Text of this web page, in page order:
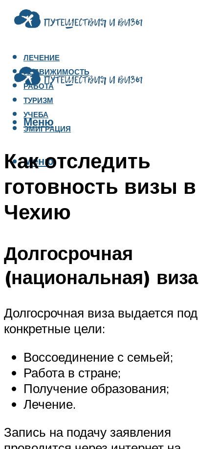
ЛЕЧЕНИЕ
НЕДВИЖИМОСТЬ
РАБОТА
ТУРИЗМ
УЧЕБА
ЭМИГРАЦИЯ
Меню
Меню
Как отследить
готовность визы в
Чехию
Долгосрочная
(национальная) виза
Долгосрочная виза выдается под
конкретные цели:
Воссоединение с семьей;
Работа в стране;
Получение образования;
Лечение.
Запись на подачу заявления